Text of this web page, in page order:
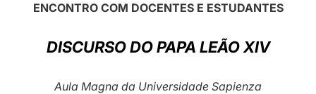
中文
LATINE
ENCONTRO COM DOCENTES E ESTUDANTES
DISCURSO DO PAPA LEÃO XIV
Aula Magna da Universidade Sapienza